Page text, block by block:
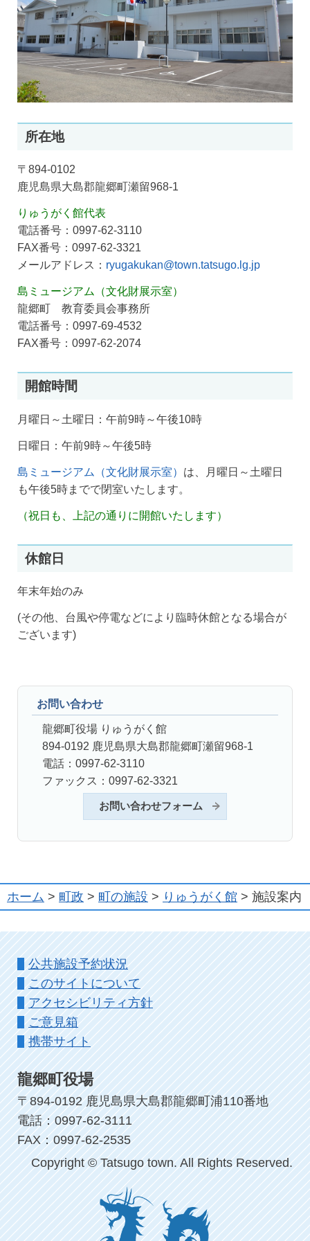
所在地
〒894-0102
鹿児島県大島郡龍郷町瀬留968-1
りゅうがく館代表
電話番号：0997-62-3110
FAX番号：0997-62-3321
メールアドレス： ryugakukan@town.tatsugo.lg.jp
島ミュージアム（文化財展示室）
龍郷町 教育委員会事務所
電話番号：0997-69-4532
FAX番号：0997-62-2074
開館時間
月曜日～土曜日：午前9時～午後10時
日曜日：午前9時～午後5時
島ミュージアム（文化財展示室） は、月曜日～土曜日
も午後5時までで閉室いたします。
（祝日も、上記の通りに開館いたします）
休館日
年末年始のみ
(その他、台風や停電などにより臨時休館となる場合が
ございます)
お問い合わせ
龍郷町役場 りゅうがく館
894-0192 鹿児島県大島郡龍郷町瀬留968-1
電話：0997-62-3110
ファックス：0997-62-3321
お問い合わせフォーム
ホーム > 町政 > 町の施設 > りゅうがく館 > 施設案内
公共施設予約状況
このサイトについて
アクセシビリティ方針
ご意見箱
携帯サイト
龍郷町役場
〒894-0192 鹿児島県大島郡龍郷町浦110番地
電話：0997-62-3111
FAX：0997-62-2535
Copyright © Tatsugo town. All Rights Reserved.